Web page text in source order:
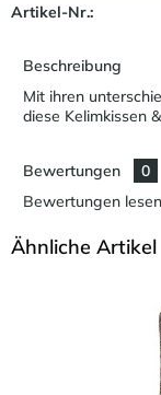
Artikel-Nr.:
Beschreibung
Mit ihren
diese Kelimkissen
Bewertungen
0
Bewertungen
Ähnliche Artikel